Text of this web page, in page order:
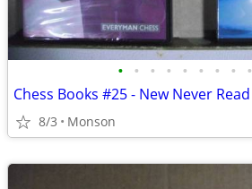
• • • • • • • • •
Chess Books #25 - New Never Read
8/3 Monson